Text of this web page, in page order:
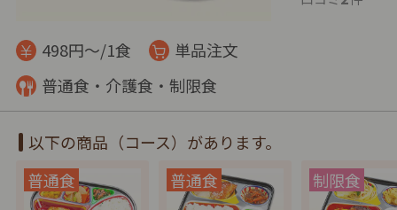
498円～/1食
単品注文
普通食・介護食・制限食
以下の商品（コース）があります。